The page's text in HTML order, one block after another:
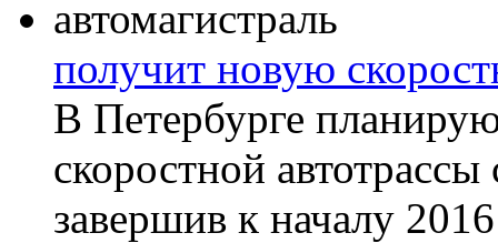
получит новую
В Петербурге
скоростной
завершив к началу